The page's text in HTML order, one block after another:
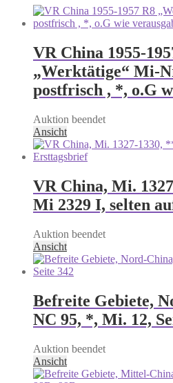
VR China 1955-
„Werktätige“ Mi-
postfrisch , *, o.G
Auktion beendet
Ansicht
VR China, Mi.
Mi 2329 I, selten
Auktion beendet
Ansicht
Befreite Gebiete,
NC 95, *, Mi. 12,
Auktion beendet
Ansicht